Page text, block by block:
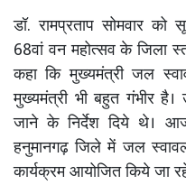
डॉ. रामप्रताप सोमवार को
68वां वन महोत्सव के जिला
कहा कि मुख्यमंत्री जल
मुख्यमंत्री भी बहुत गंभीर
जाने के निर्देश दिये थे।
हनुमानगढ़ जिले में जल
कार्यक्रम आयोजित किये जा